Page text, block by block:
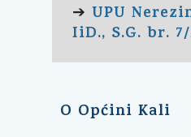
➔ UPU
IiD., S.G. br.
O Općini Kali